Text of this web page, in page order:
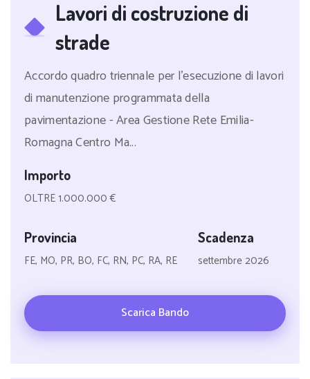
Lavori di costruzione di
strade
Accordo quadro triennale per l'esecuzione di lavori
di manutenzione programmata della
pavimentazione - Area Gestione Rete Emilia-
Romagna Centro Ma...
Importo
OLTRE 1.000.000 €
Provincia
FE, MO, PR, BO, FC, RN, PC, RA, RE
Scadenza
settembre 2026
Scarica Bando